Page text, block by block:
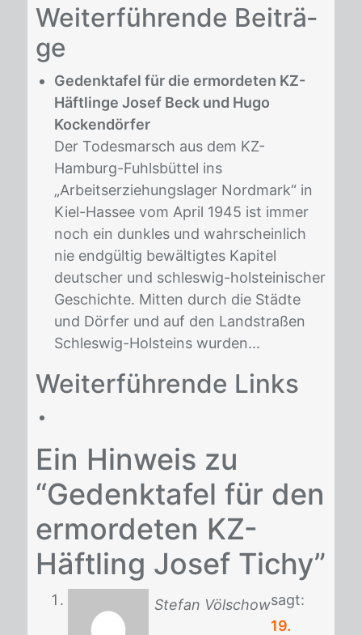
Wei­ter­füh­ren­de Bei­trä­
ge
Gedenktafel für die ermordeten KZ-
Häftlinge Josef Beck und Hugo
Kockendörfer
Der Todesmarsch aus dem KZ-
Hamburg-Fuhlsbüttel ins
„Arbeitserziehungslager Nordmark“ in
Kiel-Hassee vom April 1945 ist immer
noch ein dunkles und wahrscheinlich
nie endgültig bewältigtes Kapitel
deutscher und schleswig-holsteinischer
Geschichte. Mitten durch die Städte
und Dörfer und auf den Landstraßen
Schleswig-Holsteins wurden...
Wei­ter­füh­ren­de Links
Ein Hinweis zu
“Gedenktafel für den
ermordeten KZ-
Häftling Josef Tichy”
Stefan Völschowsagt:
19.